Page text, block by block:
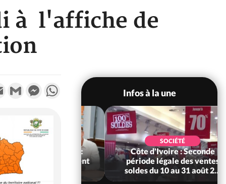
à l'affiche de
Email Gmail MessengerWhatsApp
Infos à la une
SPORT
: Éléphants :
officiellement
des É...
SOCIÉTÉ
Côte d'Ivoire : Seconde
période légale des ventes
soldes du 10 au 31 août 2...